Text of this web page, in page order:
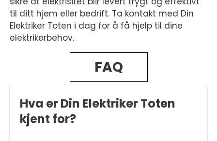
til ditt hjem eller bedrift. Ta kontakt med Din
Elektriker Toten i dag for å få hjelp til dine
elektrikerbehov.
FAQ
Hva er Din Elektriker Toten
kjent for?